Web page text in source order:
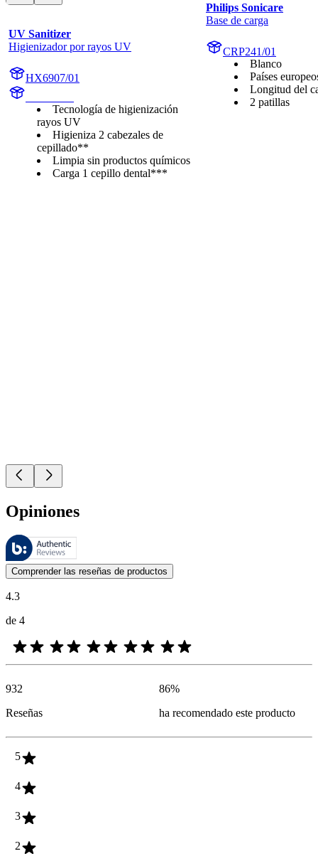
UV Sanitizer
Higienizador por rayos UV
HX6907/01
Tecnología de higienización
rayos UV
Higieniza 2 cabezales de
cepillado**
Limpia sin productos químicos
Carga 1 cepillo dental***
Philips Sonicare
Base de carga
CRP241/01
Blanco
Países
Longitud del
2 patillas
Opiniones
Estas reseñas las gestiona Bazaarvoice y cumplen con la política de
Las opiniones de los clientes en forma de reseñas de productos y
Comprender las reseñas de productos
4.3
de 4
932
Reseñas
86%
ha recomendado este producto
5
4
3
2